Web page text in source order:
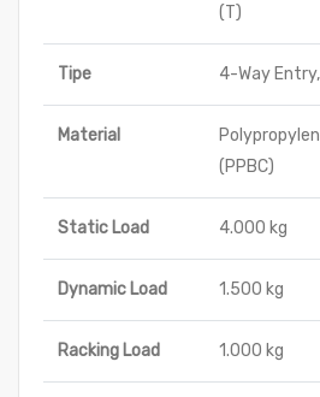
(T)
Tipe 4-Way
Material
(PPBC)
Static Load 4.000 kg
Dynamic Load 1.500 kg
Racking Load 1.000 kg